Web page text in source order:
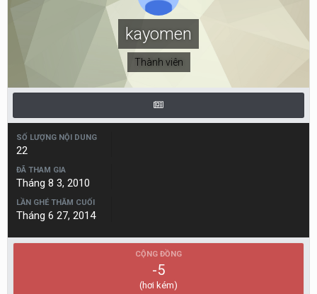
kayomen
Thành viên
SỐ LƯỢNG NỘI DUNG
22
ĐÃ THAM GIA
Tháng 8 3, 2010
LẦN GHÉ THĂM CUỐI
Tháng 6 27, 2014
CỘNG ĐỒNG
-5
(hơi kém)